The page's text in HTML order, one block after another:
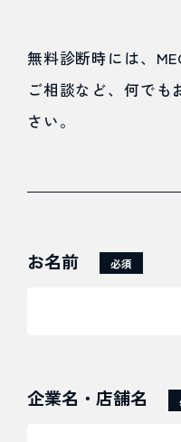
SEO / MEO
業務効率
無料診断時には、
ご相談など、何でも
さい。
お名前 必須
企業名・店舗名